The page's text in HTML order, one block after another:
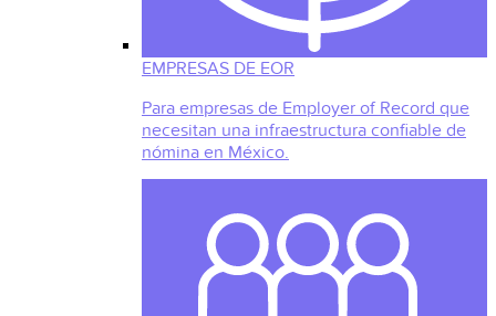
EMPRESAS DE EOR
Para empresas de Employer of Record que
necesitan una infraestructura confiable de
nómina en México.